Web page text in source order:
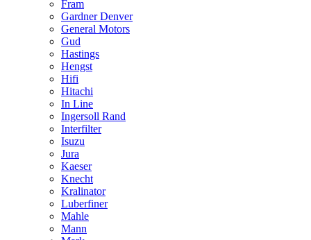
Fram
Gardner Denver
General Motors
Gud
Hastings
Hengst
Hifi
Hitachi
In Line
Ingersoll Rand
Interfilter
Isuzu
Jura
Kaeser
Knecht
Kralinator
Luberfiner
Mahle
Mann